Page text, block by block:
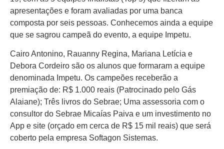
apresentações e foram avaliadas por uma banca
composta por seis pessoas. Conhecemos ainda a equipe
que se sagrou campeã do evento, a equipe Impetu.
Cairo Antonino, Rauanny Regina, Mariana Letícia e
Debora Cordeiro são os alunos que formaram a equipe
denominada Impetu. Os campeões receberão a
premiação de: R$ 1.000 reais (Patrocinado pelo Gás
Alaiane); Três livros do Sebrae; Uma assessoria com o
consultor do Sebrae Micaías Paiva e um investimento no
App e site (orçado em cerca de R$ 15 mil reais) que será
coberto pela empresa Softagon Sistemas.